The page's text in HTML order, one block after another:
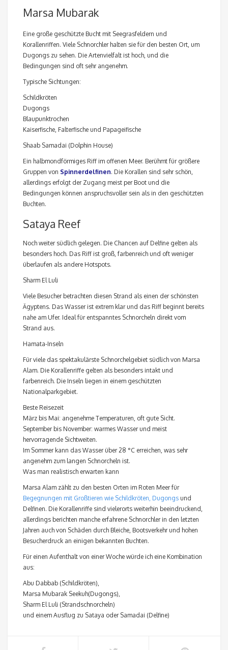
Marsa Mubarak
Eine große geschützte Bucht mit Seegrasfeldern und
Korallenriffen. Viele Schnorchler halten sie für den besten Ort, um
Dugongs zu sehen. Die Artenvielfalt ist hoch, und die
Bedingungen sind oft sehr angenehm.
Typische Sichtungen:
Schildkröten
Dugongs
Blaupunktrochen
Kaiserfische, Falterfische und Papageifische
Shaab Samadai (Dolphin House)
Ein halbmondförmiges Riff im offenen Meer. Berühmt für größere
Gruppen von Spinnerdelfinen. Die Korallen sind sehr schön,
allerdings erfolgt der Zugang meist per Boot und die
Bedingungen können anspruchsvoller sein als in den geschützten
Buchten.
Sataya Reef
Noch weiter südlich gelegen. Die Chancen auf Delfine gelten als
besonders hoch. Das Riff ist groß, farbenreich und oft weniger
überlaufen als andere Hotspots.
Sharm El Luli
Viele Besucher betrachten diesen Strand als einen der schönsten
Ägyptens. Das Wasser ist extrem klar und das Riff beginnt bereits
nahe am Ufer. Ideal für entspanntes Schnorcheln direkt vom
Strand aus.
Hamata-Inseln
Für viele das spektakulärste Schnorchelgebiet südlich von Marsa
Alam. Die Korallenriffe gelten als besonders intakt und
farbenreich. Die Inseln liegen in einem geschützten
Nationalparkgebiet.
Beste Reisezeit
März bis Mai: angenehme Temperaturen, oft gute Sicht.
September bis November: warmes Wasser und meist
hervorragende Sichtweiten.
Im Sommer kann das Wasser über 28 °C erreichen, was sehr
angenehm zum langen Schnorcheln ist.
Was man realistisch erwarten kann
Marsa Alam zählt zu den besten Orten im Roten Meer für
Begegnungen mit Großtieren wie Schildkröten, Dugongs und
Delfinen. Die Korallenriffe sind vielerorts weiterhin beeindruckend,
allerdings berichten manche erfahrene Schnorchler in den letzten
Jahren auch von Schäden durch Bleiche, Bootsverkehr und hohen
Besucherdruck an einigen bekannten Buchten.
Für einen Aufenthalt von einer Woche würde ich eine Kombination
aus:
Abu Dabbab (Schildkröten),
Marsa Mubarak Seekuh(Dugongs),
Sharm El Luli (Strandschnorcheln)
und einem Ausflug zu Sataya oder Samadai (Delfine)